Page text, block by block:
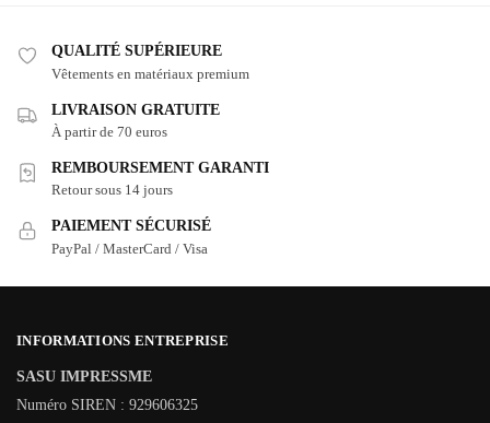
QUALITÉ SUPÉRIEURE
Vêtements en matériaux premium
LIVRAISON GRATUITE
À partir de 70 euros
REMBOURSEMENT GARANTI
Retour sous 14 jours
PAIEMENT SÉCURISÉ
PayPal / MasterCard / Visa
INFORMATIONS ENTREPRISE
SASU IMPRESSME
Numéro SIREN : 929606325